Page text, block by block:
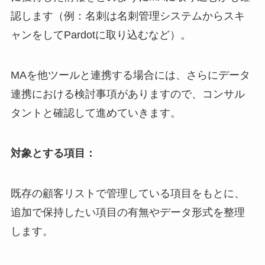
認します（例：名刺は名刺管理システムからスキ
ャンをしてPardotに取り込むなど）。
MAを他ツールと連携する場合には、さらにデータ
連携における検討事項がありますので、コンサル
タントと確認して進めていきます。
対象とする項目：
既存の顧客リストで管理している項目をもとに、
追加で保持したい項目の有無やデータ形式を整理
します。